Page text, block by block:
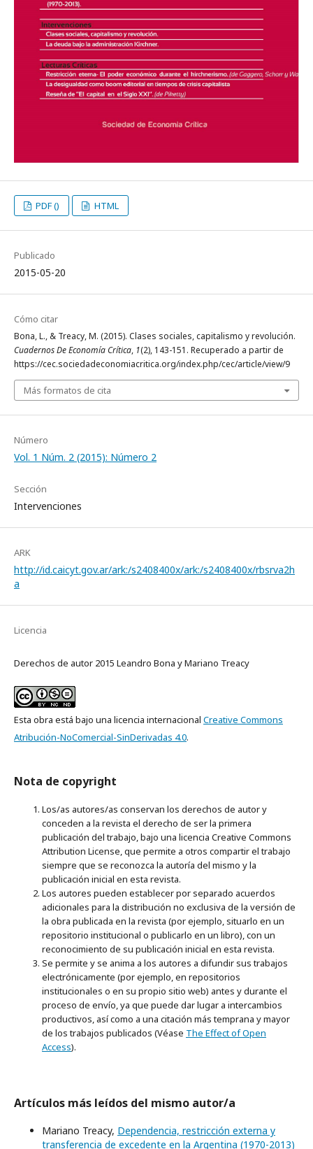
PDF () HTML
Publicado
2015-05-20
Cómo citar
Bona, L., & Treacy, M. (2015). Clases sociales, capitalismo y revolución.
Cuadernos De Economía Crítica, 1(2), 143-151. Recuperado a partir de
https://cec.sociedadeconomiacritica.org/index.php/cec/article/view/9
Más formatos de cita
Número
Vol. 1 Núm. 2 (2015): Número 2
Sección
Intervenciones
ARK
http://id.caicyt.gov.ar/ark:/s2408400x/ark:/s2408400x/rbsrva2h
a
Licencia
Derechos de autor 2015 Leandro Bona y Mariano Treacy
Esta obra está bajo una licencia internacional Creative Commons
Atribución-NoComercial-SinDerivadas 4.0.
Nota de copyright
Los/as autores/as conservan los derechos de autor y
conceden a la revista el derecho de ser la primera
publicación del trabajo, bajo una licencia Creative Commons
Attribution License, que permite a otros compartir el trabajo
siempre que se reconozca la autoría del mismo y la
publicación inicial en esta revista.
Los autores pueden establecer por separado acuerdos
adicionales para la distribución no exclusiva de la versión de
la obra publicada en la revista (por ejemplo, situarlo en un
repositorio institucional o publicarlo en un libro), con un
reconocimiento de su publicación inicial en esta revista.
Se permite y se anima a los autores a difundir sus trabajos
electrónicamente (por ejemplo, en repositorios
institucionales o en su propio sitio web) antes y durante el
proceso de envío, ya que puede dar lugar a intercambios
productivos, así como a una citación más temprana y mayor
de los trabajos publicados (Véase The Effect of Open
Access).
Artículos más leídos del mismo autor/a
Mariano Treacy, Dependencia, restricción externa y
transferencia de excedente en la Argentina (1970-2013)